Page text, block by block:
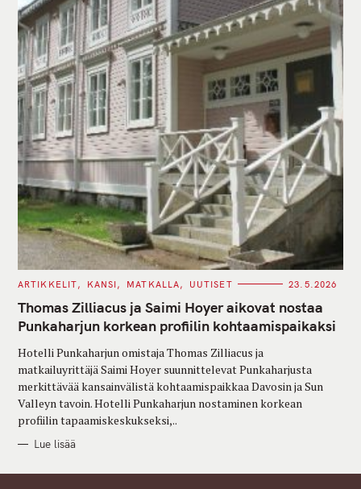
C
T
E
G
O
I
E
S
ARTIKKELIT KANSI MATKALLA UUTISET 23.5.2026
Thomas Zilliacus ja Saimi Hoyer aikovat nostaa
Punkaharjun korkean profiilin kohtaamispaikaksi
Hotelli Punkaharjun omistaja Thomas Zilliacus ja
matkailuyrittäjä Saimi Hoyer suunnittelevat Punkaharjusta
merkittävää kansainvälistä kohtaamispaikkaa Davosin ja Sun
Valleyn tavoin. Hotelli Punkaharjun nostaminen korkean
profiilin tapaamiskeskukseksi,..
Lue lisää